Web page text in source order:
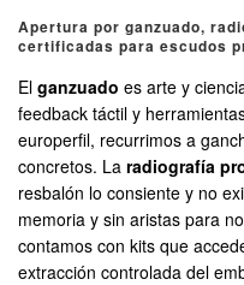
Apertura por ganzuado,
certificadas para escudos
El ganzuado es arte y
feedback táctil y
europerfil, recurrimos a
concretos. La radiografía
resbalón lo consiente y no
memoria y sin aristas para
contamos con kits que
extracción controlada del